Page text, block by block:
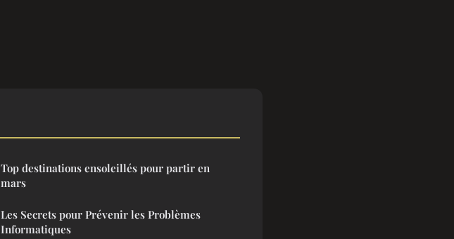
Top destinations ensoleillés pour partir en
mars
Les Secrets pour Prévenir les Problèmes
Informatiques